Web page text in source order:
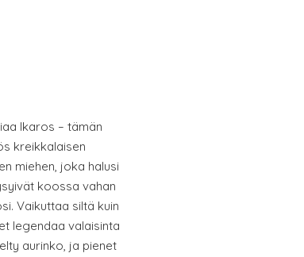
Ikaros – tämän
kreikkalaisen
miehen, joka halusi
koossa vahan
Vaikuttaa siltä kuin
legendaa valaisinta
aurinko, ja pienet